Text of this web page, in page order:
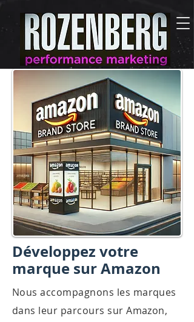
Développez votre
marque sur Amazon
Nous accompagnons les marques
dans leur parcours sur Amazon,